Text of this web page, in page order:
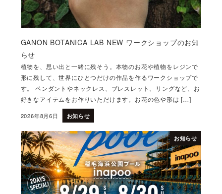
GANON BOTANICA LAB NEW ワークショップのお知
らせ
植物を、思い出と一緒に残そう。本物のお花や植物をレジンで
形に残して、世界にひとつだけの作品を作るワークショップで
す。 ペンダントやネックレス、ブレスレット、リングなど、お
好きなアイテムをお作りいただけます。お花の色や形は […]
投稿日
2026年8月6日 お知らせ
お知らせ